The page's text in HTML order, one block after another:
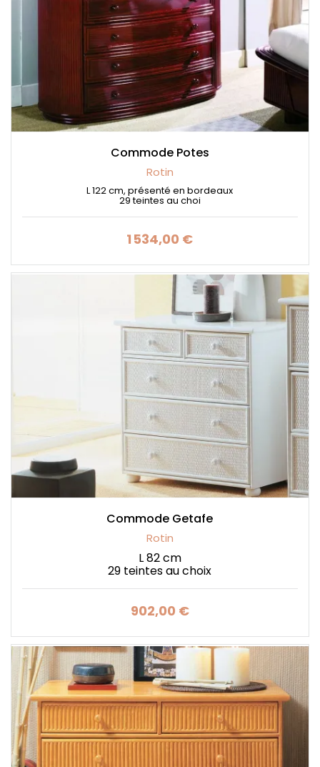
Commode Potes
Rotin
L 122 cm, présenté en bordeaux
29 teintes au choi
Prix
1 534,00 €
Commode Getafe
Rotin
L 82 cm
29 teintes au choix
Prix
902,00 €